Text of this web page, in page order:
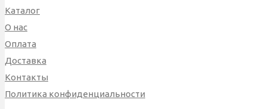
Каталог
О нас
Оплата
Доставка
Контакты
Политика конфиденциальности